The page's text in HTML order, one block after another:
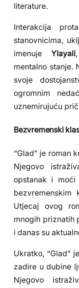
literature.
Interakcija
stanovnicima,
imenuje Ylayali
mentalno stanje.
svoje
ogromnim
uznemirujuću
Bezvremenski
“Glad” je roman
Njegovo
opstanak i moći
bezvremenskim
Utjecaj ovog
mnogih priznatih
i danas su
Ukratko, “Glad”
zadire u dubine
Njegovo